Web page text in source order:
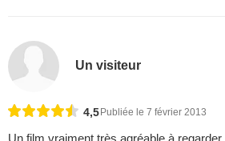
Un visiteur
4,5 Publiée le 7 février 2013